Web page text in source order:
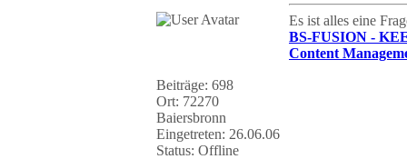
Beiträge: 698
Ort: 72270
Baiersbronn
Eingetreten: 26.06.06
Status: Offline
Es ist alles eine
BS-FUSION -
Content